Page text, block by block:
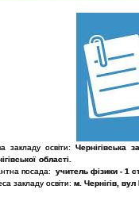
закладу освіти: Чернігівська
області.
посада:
учитель фізики - 1
закладу освіти: м. Чернігів,